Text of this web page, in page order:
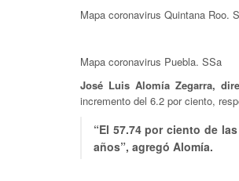
Mapa coronavirus Quintana Roo.
Mapa coronavirus Puebla. SSa
José Luis Alomía Zegarra,
incremento del 6.2 por ciento,
“El 57.74 por ciento de
años”, agregó Alomía.